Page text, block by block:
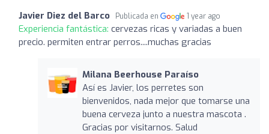
Javier Diez del Barco Publicada en 1 year ago
Experiencia fantástica: cervezas ricas y variadas a buen
precio. permiten entrar perros....muchas gracias
Milana Beerhouse Paraíso
Así es Javier, los perretes son
bienvenidos, nada mejor que tomarse una
buena cerveza junto a nuestra mascota .
Gracias por visitarnos. Salud